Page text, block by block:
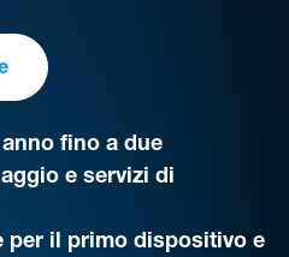
fino a due
e servizi di
per il primo dispositivo e